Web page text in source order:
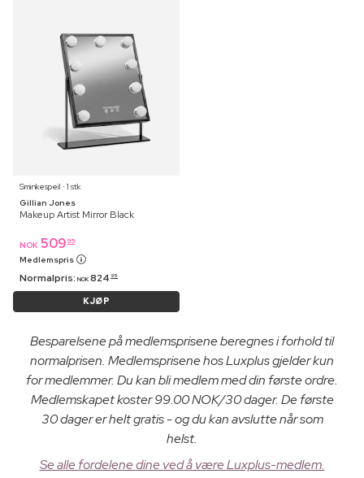
Sminkespeil ⋅ 1 stk
Gillian Jones
Makeup Artist Mirror Black
NOK 509 95
Medlemspris
Normalpris: NOK 824 95
KJØP
Besparelsene på medlemsprisene beregnes i forhold til
normalprisen. Medlemsprisene hos Luxplus gjelder kun
for medlemmer. Du kan bli medlem med din første ordre.
Medlemskapet koster 99.00 NOK/30 dager. De første
30 dager er helt gratis - og du kan avslutte når som
helst.
Se alle fordelene dine ved å være Luxplus-medlem.